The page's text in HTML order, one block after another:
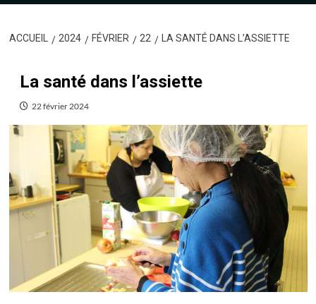
ACCUEIL 2024 FÉVRIER 22 LA SANTÉ DANS L’ASSIETTE
La santé dans l’assiette
22 février 2024